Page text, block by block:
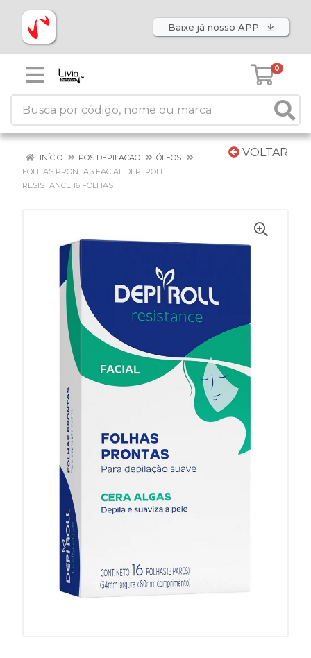
Baixe já nosso APP
0
VOLTAR
INÍCIO POS DEPILACAO
ÓLEOS
FOLHAS PRONTAS FACIAL DEPI ROLL
RESISTANCE 16 FOLHAS